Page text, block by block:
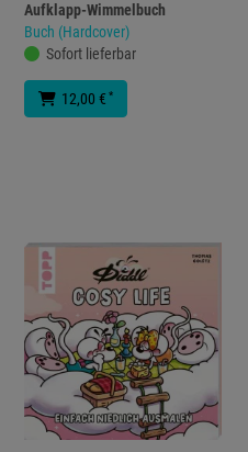
Aufklapp-Wimmelbuch
Buch (Hardcover)
Sofort lieferbar
12,00 € *